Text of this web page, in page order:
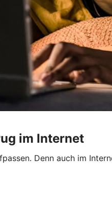
im Internet
Denn auch im